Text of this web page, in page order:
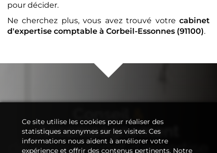
pour décider.
Ne cherchez plus, vous avez trouvé votre cabinet
d'expertise comptable à Corbeil-Essonnes (91100).
Conseil &
Accompagnement
de votrecabinet d'expertise
Ce site utilise les cookies pour réaliser des
statistiques anonymes sur les visites. Ces
informations nous aident à améliorer votre
expérience et offrir des contenus pertinents. Notre